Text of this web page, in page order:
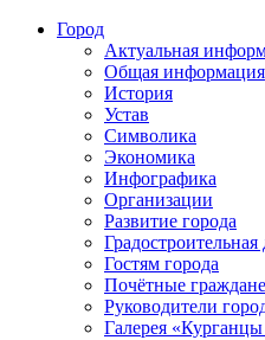
Город
Актуальная
Общая информация
История
Устав
Символика
Экономика
Инфографика
Организации
Развитие города
Градостроительная
Гостям города
Почётные граждане
Руководители
Галерея «Курганцы